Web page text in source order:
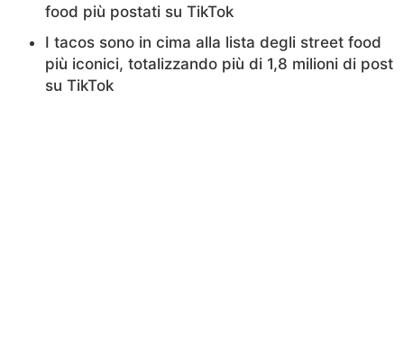
food più postati su TikTok
I tacos sono in cima alla lista degli street food
più iconici, totalizzando più di 1,8 milioni di post
su TikTok